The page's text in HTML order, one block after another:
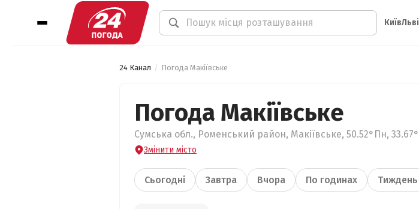
Київ
24 Канал Погода Макіївське
Погода Макіївське
Сумська обл., Роменський район, Макіївське, 50.52°Пн,
Змінити місто
Сьогодні Завтра Вчора По годинах Тиждень